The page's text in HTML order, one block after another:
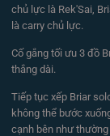
chủ lực là Rek'Sai,
là carry chủ lực.
Cố gắng tối ưu 3 đồ
thắng dài.
Tiếp tục xếp Briar
không thể bước
cạnh bên như